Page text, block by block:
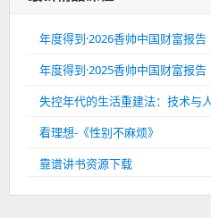
年度得到·2026香帅中国财富报告
年度得到·2025香帅中国财富报告
失控年代的生活重建法：技术与
看理想-《性别不麻烦》
靠谱讲书资源下载